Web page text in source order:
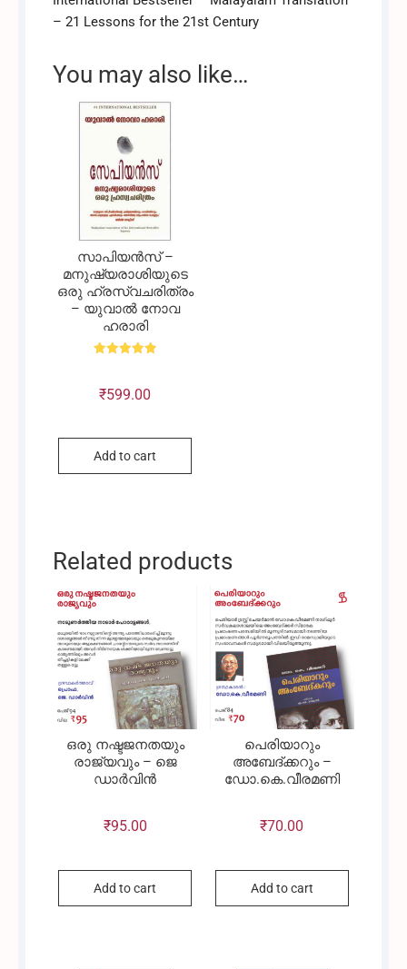
– 21 Lessons for the 21st Century
You may also like…
സാപിയൻസ് –
മനുഷ്യരാശിയുടെ
ഒരു ഹ്രസ്വചരിത്രം
– യുവാൽ നോവ
ഹരാരി
out of 5
₹599.00
Add to cart
Related products
ഒരു നഷ്ടജനതയും
രാജ്യവും – ജെ
ഡാർവിൻ
₹95.00
Add to cart
പെരിയാറും
അബേദ്ക്കറും –
ഡോ.കെ.വീരമണി
₹70.00
Add to cart